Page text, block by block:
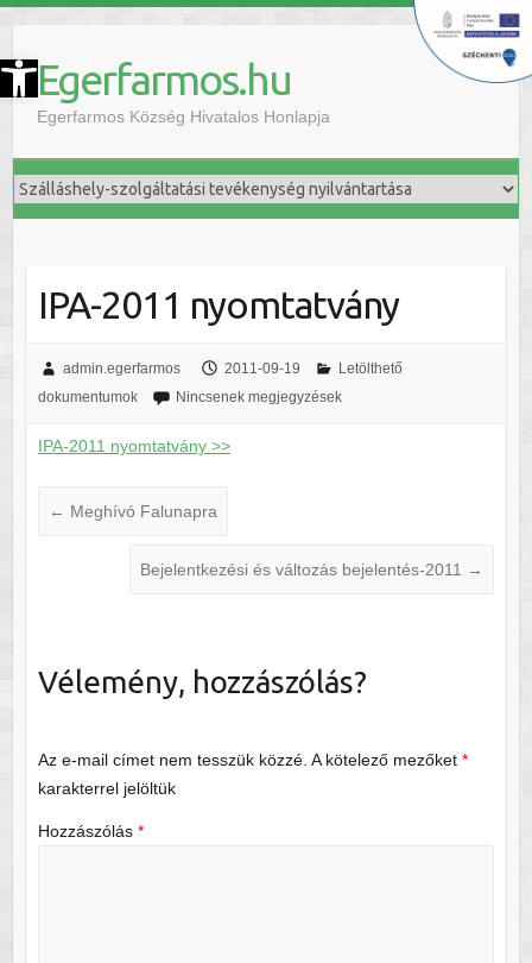
Eszköztár megnyitása Egerfarmos.hu
Egerfarmos Község Hivatalos Honlapja
IPA-2011 nyomtatvány
admin.egerfarmos 2011-09-19
Letölthető
dokumentumok
Nincsenek megjegyzések
IPA-2011 nyomtatvány >>
← Meghívó Falunapra
Bejelentkezési és változás bejelentés-2011 →
Vélemény, hozzászólás?
Az e-mail címet nem tesszük közzé. A kötelező mezőket *
karakterrel jelöltük
Hozzászólás *